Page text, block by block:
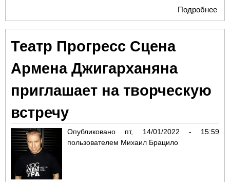
Подробнее
Театр Прогресс Сцена
Армена Джигарханяна
приглашает на творческую
встречу
Опубликовано пт, 14/01/2022 - 15:59
пользователем Михаил Брацило